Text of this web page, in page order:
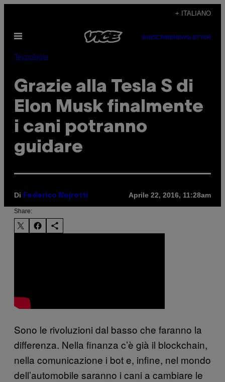
contenuto
+ ITALIANO
Apri
SUBSCRIBENEWSLETTER
Tecnología
Grazie alla Tesla S di
Elon Musk finalmente
i cani potranno
guidare
Di Federico Nejrotti Aprile 22, 2016, 11:28am
Share:
Sono le rivoluzioni dal basso che faranno la
differenza. Nella finanza c’è già il blockchain,
nella comunicazione i bot e, infine, nel mondo
dell’automobile saranno i cani a cambiare le